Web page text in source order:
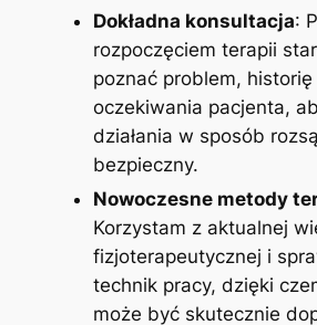
Dokładna konsultacja:
rozpoczęciem terapii
poznać problem,
oczekiwania pacjenta,
działania w sposób
bezpieczny.
Nowoczesne metody
Korzystam z aktualnej
fizjoterapeutycznej i
technik pracy, dzięki
może być skutecznie